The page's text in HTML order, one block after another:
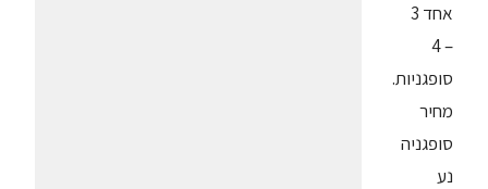
אחד 3
– 4
סופגניות.
מחיר
סופגניה
נע